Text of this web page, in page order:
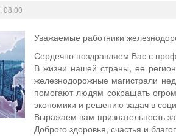
08:00
Уважаемые работники
Сердечно поздравляем Вас с
В жизни нашей страны, ее
железнодорожные магистрали
помогают людям сокращать
экономики и решению задач в
Выражаем вам признательность
Доброго здоровья, счастья и